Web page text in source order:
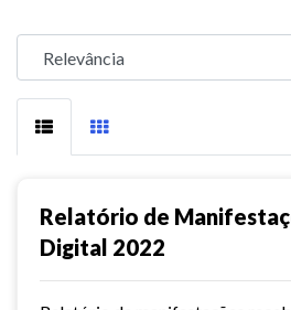
Relatório de
Digital 2022